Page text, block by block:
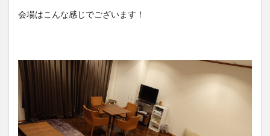
会場はこんな感じでございます！